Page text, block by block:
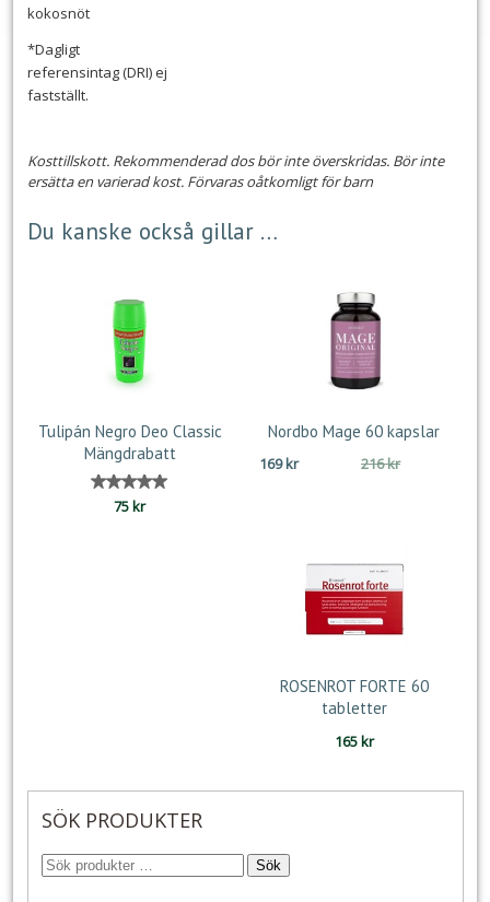
kokosnöt
*Dagligt
referensintag (DRI) ej
fastställt.
Kosttillskott. Rekommenderad dos bör inte överskridas. Bör inte
ersätta en varierad kost. Förvaras oåtkomligt för barn
Du kanske också gillar …
Tulipán Negro Deo Classic
Mängdrabatt
Betygsatt
5.00
75 kr
Nordbo Mage 60 kapslar
216krDet
169kr
Det
ROSENROT FORTE 60
tabletter
165kr
SÖK PRODUKTER
Sök